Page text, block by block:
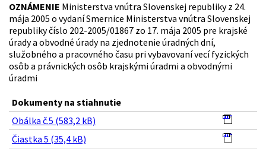
OZNÁMENIE Ministerstva vnútra Slovenskej republiky z 24.
mája 2005 o vydaní Smernice Ministerstva vnútra Slovenskej
republiky číslo 202-2005/01867 zo 17. mája 2005 pre krajské
úrady a obvodné úrady na zjednotenie úradných dní,
služobného a pracovného času pri vybavovaní vecí fyzických
osôb a právnických osôb krajskými úradmi a obvodnými
úradmi
Dokumenty na stiahnutie
Obálka č.5 (583,2 kB)
Čiastka 5 (35,4 kB)